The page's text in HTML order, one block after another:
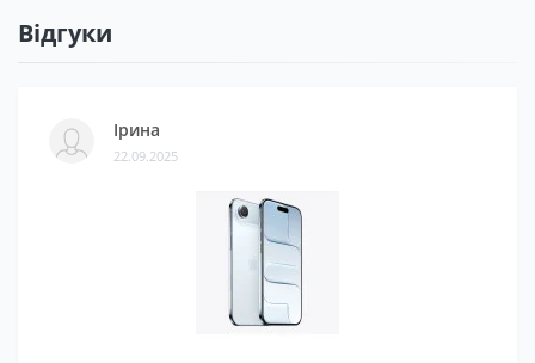
Відгуки
Ірина
22.09.2025